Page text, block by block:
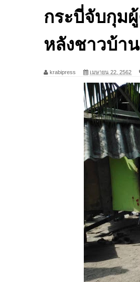
กระบี่​จับกุม
หลังชาวบ้า
krabipress เมษายน 22, 2562